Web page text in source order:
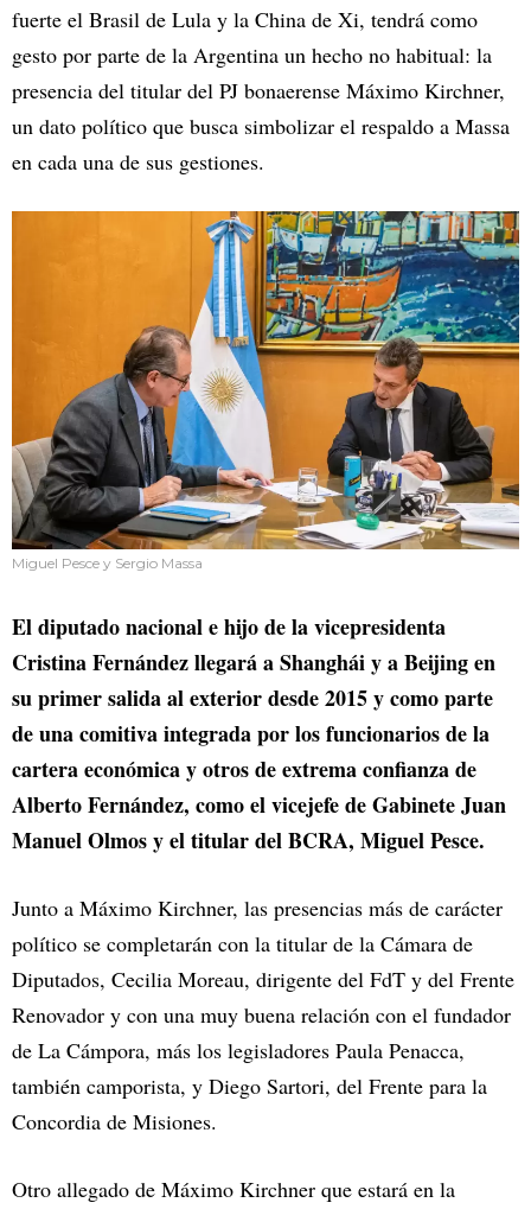
fuerte el Brasil de Lula y la China de Xi, tendrá como
gesto por parte de la Argentina un hecho no habitual: la
presencia del titular del PJ bonaerense Máximo Kirchner,
un dato político que busca simbolizar el respaldo a Massa
en cada una de sus gestiones.
Miguel Pesce y Sergio Massa
El diputado nacional e hijo de la vicepresidenta
Cristina Fernández llegará a Shanghái y a Beijing en
su primer salida al exterior desde 2015 y como parte
de una comitiva integrada por los funcionarios de la
cartera económica y otros de extrema confianza de
Alberto Fernández, como el vicejefe de Gabinete Juan
Manuel Olmos y el titular del BCRA, Miguel Pesce.
Junto a Máximo Kirchner, las presencias más de carácter
político se completarán con la titular de la Cámara de
Diputados, Cecilia Moreau, dirigente del FdT y del Frente
Renovador y con una muy buena relación con el fundador
de La Cámpora, más los legisladores Paula Penacca,
también camporista, y Diego Sartori, del Frente para la
Concordia de Misiones.
Otro allegado de Máximo Kirchner que estará en la